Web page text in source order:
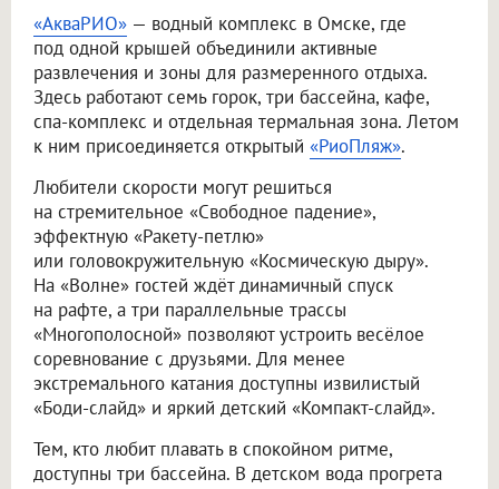
«АкваРИО» — водный комплекс в Омске, где
под одной крышей объединили активные
развлечения и зоны для размеренного отдыха.
Здесь работают семь горок, три бассейна, кафе,
спа-комплекс и отдельная термальная зона. Летом
к ним присоединяется открытый «РиоПляж».
Любители скорости могут решиться
на стремительное «Свободное падение»,
эффектную «Ракету-петлю»
или головокружительную «Космическую дыру».
На «Волне» гостей ждёт динамичный спуск
на рафте, а три параллельные трассы
«Многополосной» позволяют устроить весёлое
соревнование с друзьями. Для менее
экстремального катания доступны извилистый
«Боди-слайд» и яркий детский «Компакт-слайд».
Тем, кто любит плавать в спокойном ритме,
доступны три бассейна. В детском вода прогрета